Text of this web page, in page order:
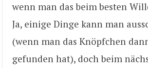
wenn man das beim besten
Ja, einige Dinge kann man
(wenn man das Knöpfchen
gefunden hat), doch beim